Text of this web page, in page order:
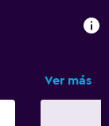
Ver más